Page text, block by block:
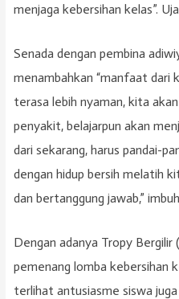
menjaga kebersihan kelas”.
Senada dengan pembina
menambahkan “manfaat dari
terasa lebih nyaman, kita
penyakit, belajarpun akan
dari sekarang, harus pandai-
dengan hidup bersih melatih
dan bertanggung jawab,”
Dengan adanya Tropy Bergilir
pemenang lomba kebersihan
terlihat antusiasme siswa